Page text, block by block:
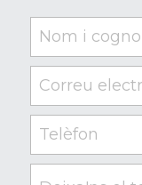
Nom i
Correu
Telèfon